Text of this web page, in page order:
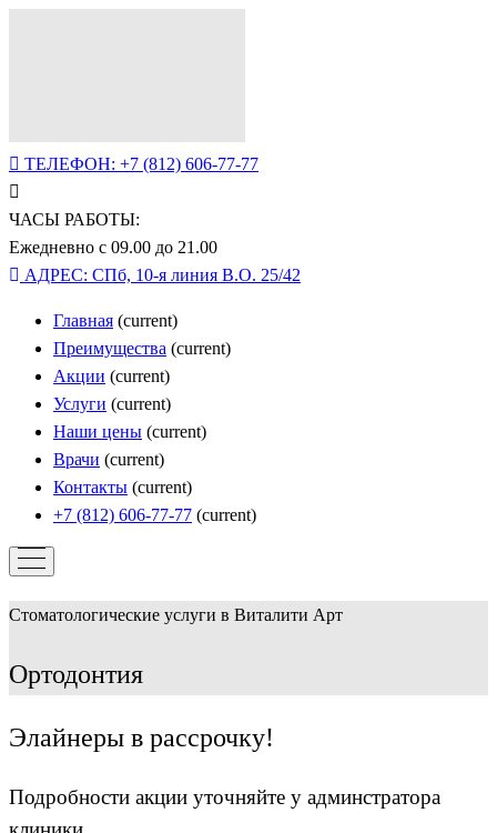
ТЕЛЕФОН: +7 (812) 606-77-77
ЧАСЫ РАБОТЫ:
Ежедневно с 09.00 до 21.00
АДРЕС: СПб, 10-я линия В.О. 25/42
Главная (current)
Преимущества (current)
Акции (current)
Услуги (current)
Наши цены (current)
Врачи (current)
Контакты (current)
+7 (812) 606-77-77 (current)
Стоматологические услуги в Виталити Арт
Ортодонтия
Элайнеры в рассрочку!
Подробности акции уточняйте у админстратора